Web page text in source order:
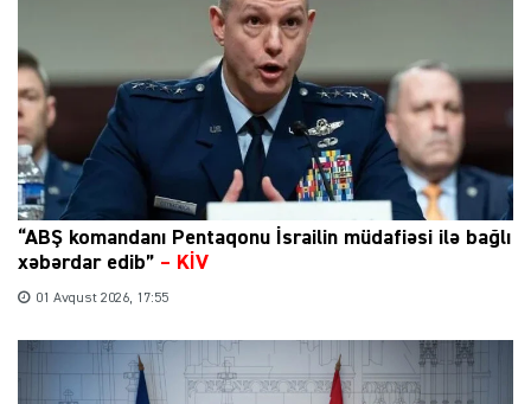
“ABŞ komandanı Pentaqonu İsrailin müdafiəsi ilə bağlı
xəbərdar edib” – KİV
01 Avqust 2026, 17:55